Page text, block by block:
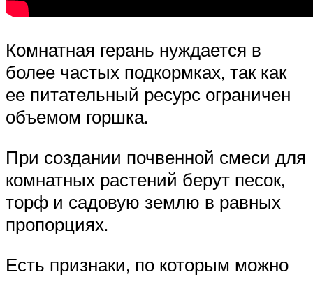
Комнатная герань нуждается в
более частых подкормках, так как
ее питательный ресурс ограничен
объемом горшка.
При создании почвенной смеси для
комнатных растений берут песок,
торф и садовую землю в равных
пропорциях.
Есть признаки, по которым можно